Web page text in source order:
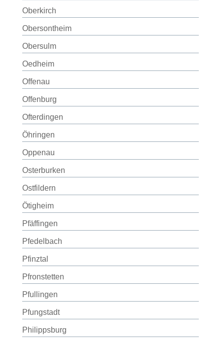
Oberkirch
Obersontheim
Obersulm
Oedheim
Offenau
Offenburg
Ofterdingen
Öhringen
Oppenau
Osterburken
Ostfildern
Ötigheim
Pfäffingen
Pfedelbach
Pfinztal
Pfronstetten
Pfullingen
Pfungstadt
Philippsburg